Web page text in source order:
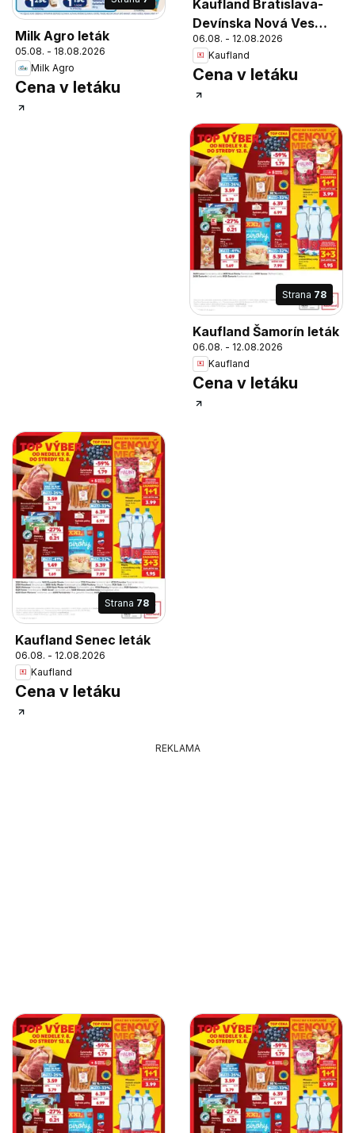
Milk Agro leták
05.08. - 18.08.2026
Milk Agro
Cena v letáku
Kaufland Bratislava-
Devínska Nová Ves
leták
06.08. - 12.08.2026
Kaufland
Cena v letáku
Strana 78
Kaufland Šamorín leták
06.08. - 12.08.2026
Kaufland
Cena v letáku
Strana 78
Kaufland Senec leták
06.08. - 12.08.2026
Kaufland
Cena v letáku
REKLAMA